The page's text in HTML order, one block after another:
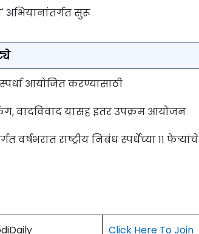
अभियानांतर्गत सुरू
आयोजित करण्यासाठी
वादविवाद यासह इतर उपक्रम आयोजन
राष्ट्रीय निबंध स्पर्धेच्या ११ फेऱ्यांचे
Click Here To Join